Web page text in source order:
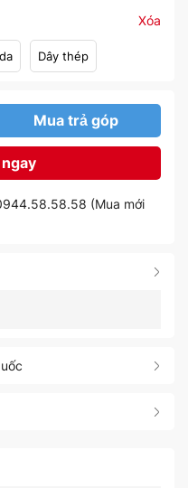
Xóa
Dây thép
Mua trả góp
(Mua mới